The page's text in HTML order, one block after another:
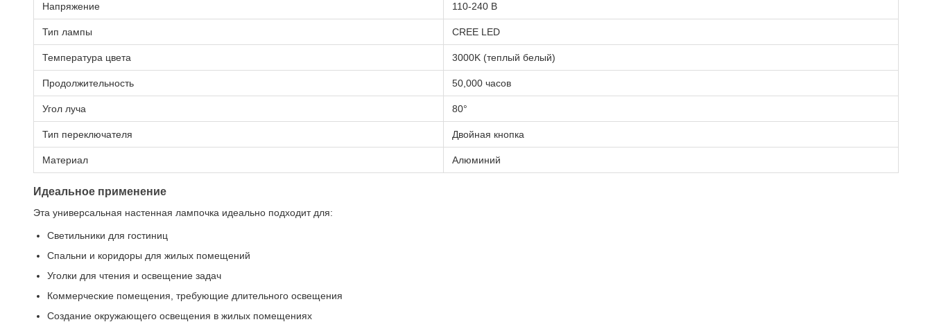
Напряжение 110-240 В
Тип лампы CREE LED
Температура цвета 3000K (теплый белый)
Продолжительность 50,000 часов
Угол луча 80°
Тип переключателя Двойная кнопка
Материал Алюминий
Идеальное применение
Эта универсальная настенная лампочка идеально подходит для:
Светильники для гостиниц
Спальни и коридоры для жилых помещений
Уголки для чтения и освещение задач
Коммерческие помещения, требующие длительного освещения
Создание окружающего освещения в жилых помещениях